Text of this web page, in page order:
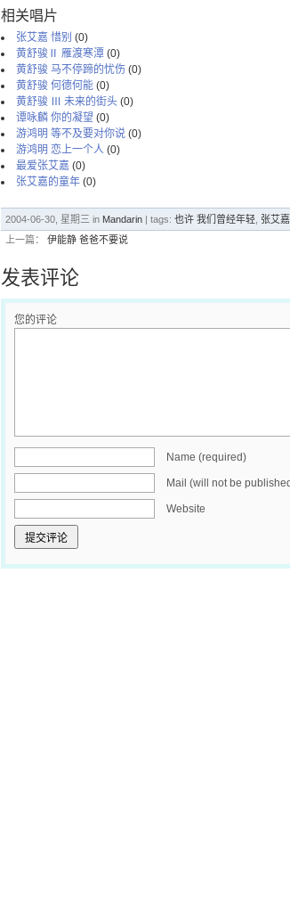
相关唱片
张艾嘉 惜别 (0)
黄舒骏Ⅱ 雁渡寒潭 (0)
黄舒骏 马不停蹄的忧伤 (0)
黄舒骏 何德何能 (0)
黄舒骏 Ⅲ 未来的街头 (0)
谭咏麟 你的凝望 (0)
游鸿明 等不及要对你说 (0)
游鸿明 恋上一个人 (0)
最爱张艾嘉 (0)
张艾嘉的童年 (0)
2004-06-30, 星期三 in Mandarin | tags: 也许 我们曾经年轻 张艾嘉
上一篇： 伊能静 爸爸不要说
发表评论
您的评论
Name (required)
Mail (will not be
Website